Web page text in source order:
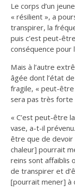
Le corps d’un
« résilient », a
transpirer, la
puis c’est peut-
conséquence pour
Mais à l’autre
âgée dont l’état
fragile, « peut-être
sera pas très forte
« C’est peut-être
vase, a-t-il
être que de devoir
chaleur] pourrait
reins sont affaiblis
de transpirer et
[pourrait mener] à